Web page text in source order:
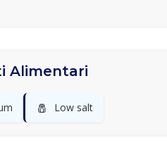
Alimentari
🧂 Low salt